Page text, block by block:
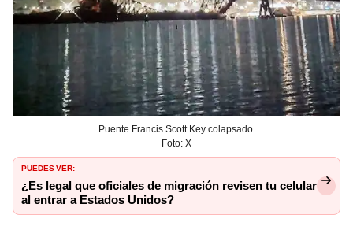
Puente Francis Scott Key colapsado.
Foto: X
PUEDES VER:
¿Es legal que oficiales de migración revisen tu celular
al entrar a Estados Unidos?